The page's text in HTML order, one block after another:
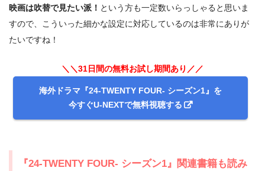
映画は吹替で見たい派！ という方も一定数いらっしゃると思いま
すので、こういった細かな設定に対応しているのは非常にありが
たいですね！
＼＼31日間の無料お試し期間あり／／
海外ドラマ『24-TWENTY FOUR- シーズン1』を
今すぐU-NEXTで無料視聴する
『24-TWENTY FOUR- シーズン1』関連書籍も読み